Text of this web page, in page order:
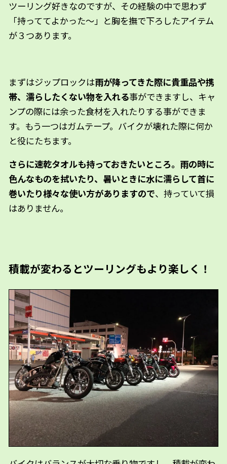
ツーリング好きなのですが、その経験の中で思わず
「持っててよかった〜」と胸を撫で下ろしたアイテム
が３つあります。
まずはジップロックは雨が降ってきた際に貴重品や携
帯、濡らしたくない物を入れる事ができますし、キャ
ンプの際には余った食材を入れたりする事ができま
す。もう一つはガムテープ。バイクが壊れた際に何か
と役にたちます。
さらに速乾タオルも持っておきたいところ。雨の時に
色んなものを拭いたり、暑いときに水に濡らして首に
巻いたり様々な使い方がありますので、持っていて損
はありません。
積載が変わるとツーリングもより楽しく！